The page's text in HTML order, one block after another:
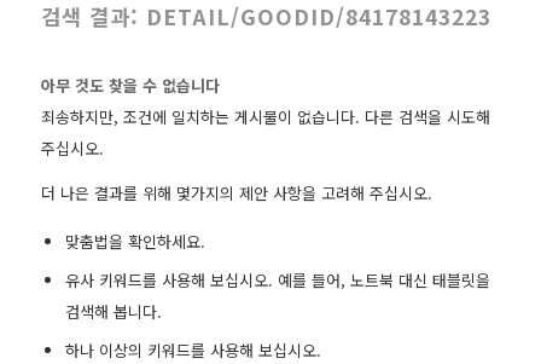
검색 결과: DETAIL/GOODID/84178143223
아무 것도 찾을 수 없습니다
죄송하지만, 조건에 일치하는 게시물이 없습니다. 다른 검색을 시도해
주십시오.
더 나은 결과를 위해 몇가지의 제안 사항을 고려해 주십시오.
맞춤법을 확인하세요.
유사 키워드를 사용해 보십시오. 예를 들어, 노트북 대신 태블릿을
검색해 봅니다.
하나 이상의 키워드를 사용해 보십시오.